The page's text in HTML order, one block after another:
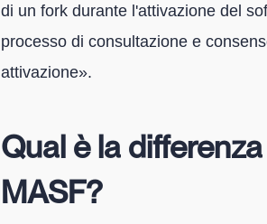
di un fork durante l'attivazione del
processo di consultazione e
attivazione».
Qual è la
MASF?